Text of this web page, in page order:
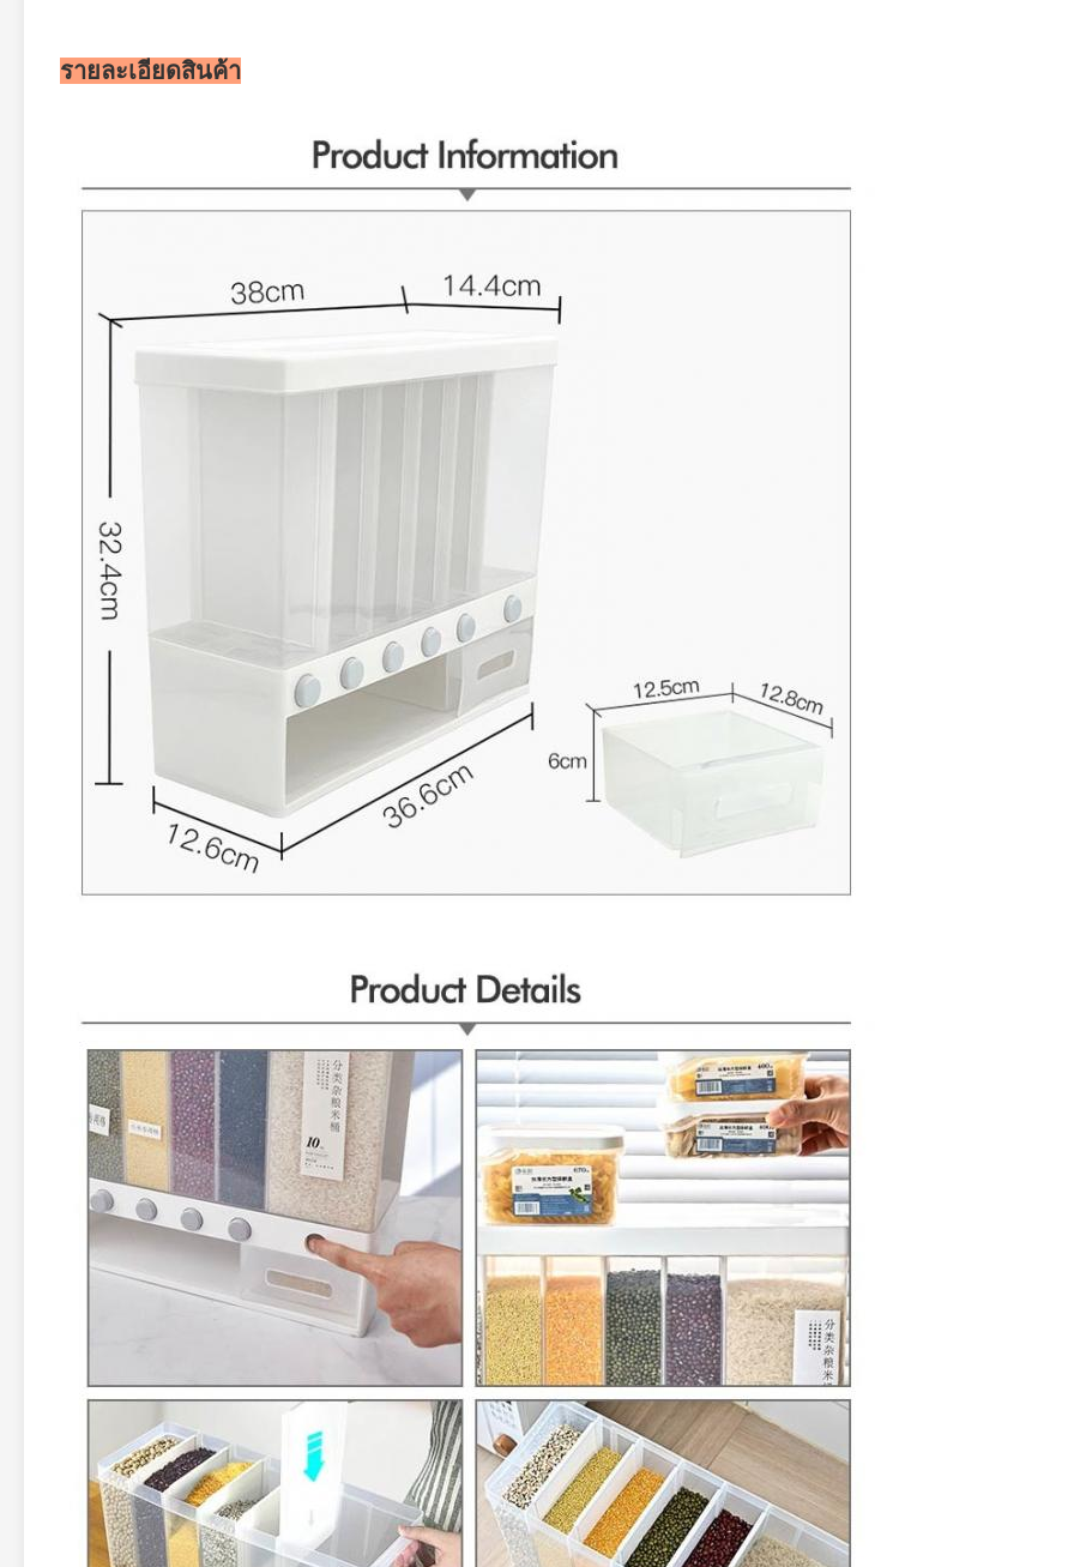
รายละเอียดสินค้า